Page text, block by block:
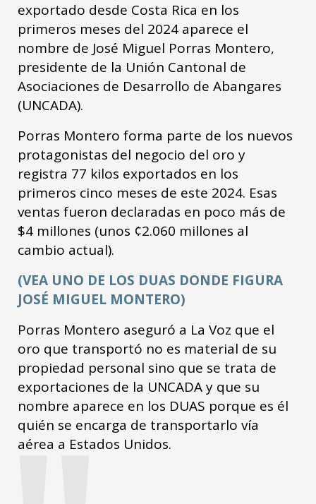
exportado desde Costa Rica en los
primeros meses del 2024 aparece el
nombre de José Miguel Porras Montero,
presidente de la Unión Cantonal de
Asociaciones de Desarrollo de Abangares
(UNCADA).
Porras Montero forma parte de los nuevos
protagonistas del negocio del oro y
registra 77 kilos exportados en los
primeros cinco meses de este 2024. Esas
ventas fueron declaradas en poco más de
$4 millones (unos ¢2.060 millones al
cambio actual).
(VEA UNO DE LOS DUAS DONDE FIGURA
JOSÉ MIGUEL MONTERO)
Porras Montero aseguró a La Voz que el
oro que transportó no es material de su
propiedad personal sino que se trata de
exportaciones de la UNCADA y que su
nombre aparece en los DUAS porque es él
quién se encarga de transportarlo vía
aérea a Estados Unidos.